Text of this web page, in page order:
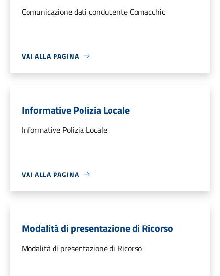
Comunicazione dati conducente Comacchio
VAI ALLA PAGINA
Informative Polizia Locale
Informative Polizia Locale
VAI ALLA PAGINA
Modalità di presentazione di Ricorso
Modalità di presentazione di Ricorso